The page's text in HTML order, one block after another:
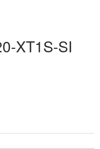
XT1S-SI